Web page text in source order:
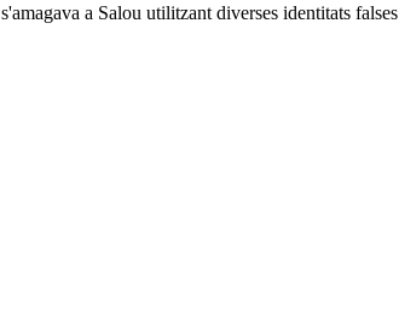
a Salou utilitzant diverses identitats falses